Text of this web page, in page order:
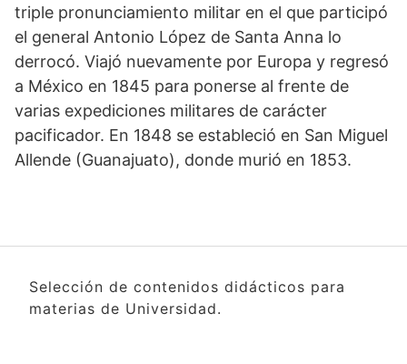
triple pronunciamiento militar en el que participó
el general Antonio López de Santa Anna lo
derrocó. Viajó nuevamente por Europa y regresó
a México en 1845 para ponerse al frente de
varias expediciones militares de carácter
pacificador. En 1848 se estableció en San Miguel
Allende (Guanajuato), donde murió en 1853.
Selección de contenidos didácticos para
materias de Universidad.